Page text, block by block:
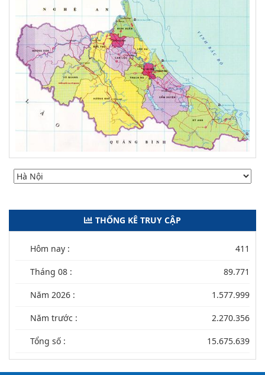
THỐNG KÊ TRUY CẬP
Hôm nay : 411
Tháng 08 : 89.771
Năm 2026 : 1.577.999
Năm trước : 2.270.356
Tổng số : 15.675.639